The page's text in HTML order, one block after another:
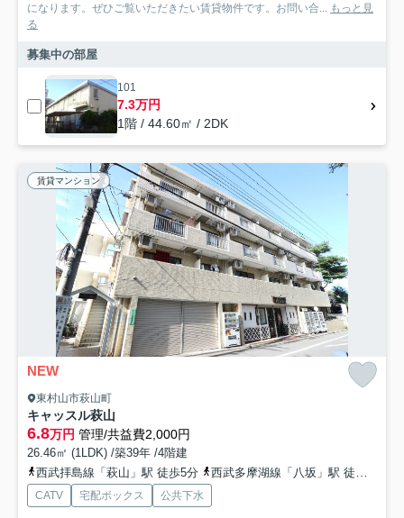
になります。ぜひご覧いただきたい賃貸物件です。お問い合... もっと見
る
募集中の部屋
101
7.3万円
1階 / 44.60㎡ / 2DK
賃貸マンション
NEW
東村山市萩山町
キャッスル萩山
6.8万円 管理/共益費2,000円
26.46㎡ (1LDK) /築39年 /4階建
西武拝島線「萩山」駅 徒歩5分
西武多摩湖線「八坂」駅 徒歩15分
CATV 宅配ボックス 公共下水